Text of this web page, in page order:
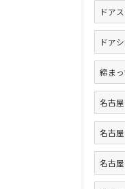
ドア
ドア
締ま
名古
名古
名古